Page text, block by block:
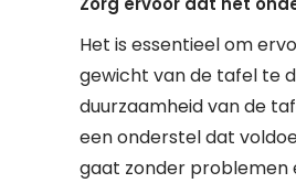
Het is essentieel om
gewicht van de tafel te
duurzaamheid van de
een onderstel dat
gaat zonder problemen